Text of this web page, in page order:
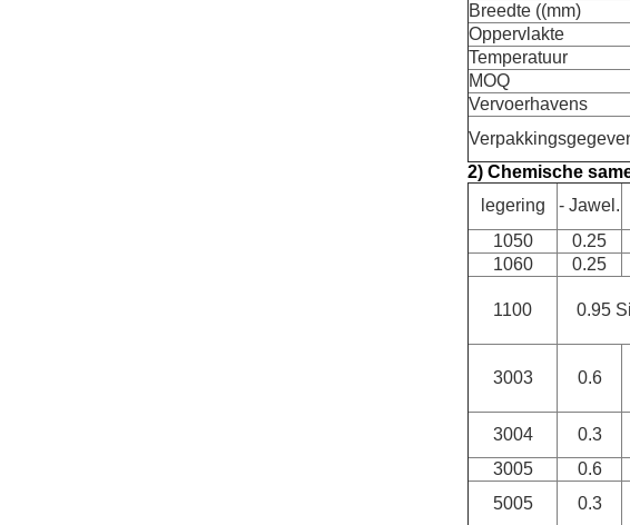
Breedte ((mm)
Oppervlakte
Temperatuur
MOQ
Vervoerhavens
2) Chemische
legering
- Jawel.
1050
0.25
1060
0.25
1100 0.95
3003 0.6
3004 0.3
3005
0.6
5005
0.3